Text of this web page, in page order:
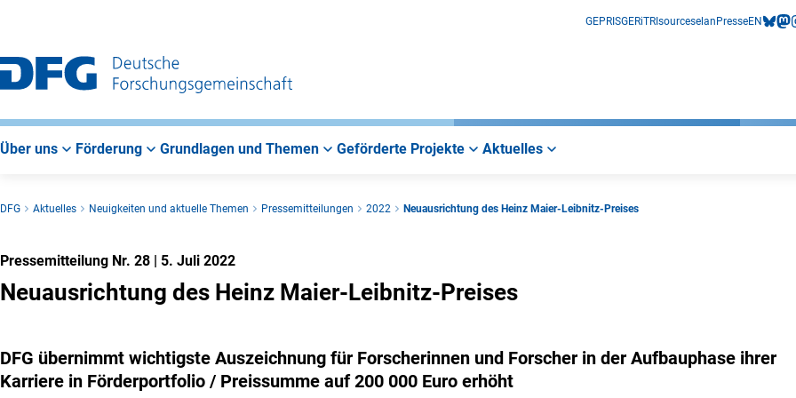
GEPRISGERiTRIsourceselan PresseEN
Über uns Förderung Grundlagen und Themen Geförderte Projekte Aktuelles
DFG Aktuelles Neuigkeiten und aktuelle Themen Pressemitteilungen 2022 Neuausrichtung des Heinz Maier-Leibnitz-Preises
Pressemitteilung Nr. 28 | 5. Juli 2022
Neuausrichtung des Heinz Maier-Leibnitz-Preises
DFG übernimmt wichtigste Auszeichnung für Forscherinnen und Forscher in der Aufbauphase ihrer
Karriere in Förderportfolio / Preissumme auf 200 000 Euro erhöht